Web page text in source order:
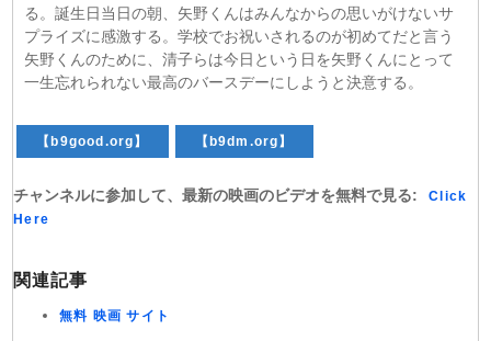
る。誕生日当日の朝、矢野くんはみんなからの思いがけないサ
プライズに感激する。学校でお祝いされるのが初めてだと言う
矢野くんのために、清子らは今日という日を矢野くんにとって
一生忘れられない最高のバースデーにしようと決意する。
【b9good.org】 【b9dm.org】
チャンネルに参加して、最新の映画のビデオを無料で見る:
Click
Here
関連記事
無料 映画 サイト